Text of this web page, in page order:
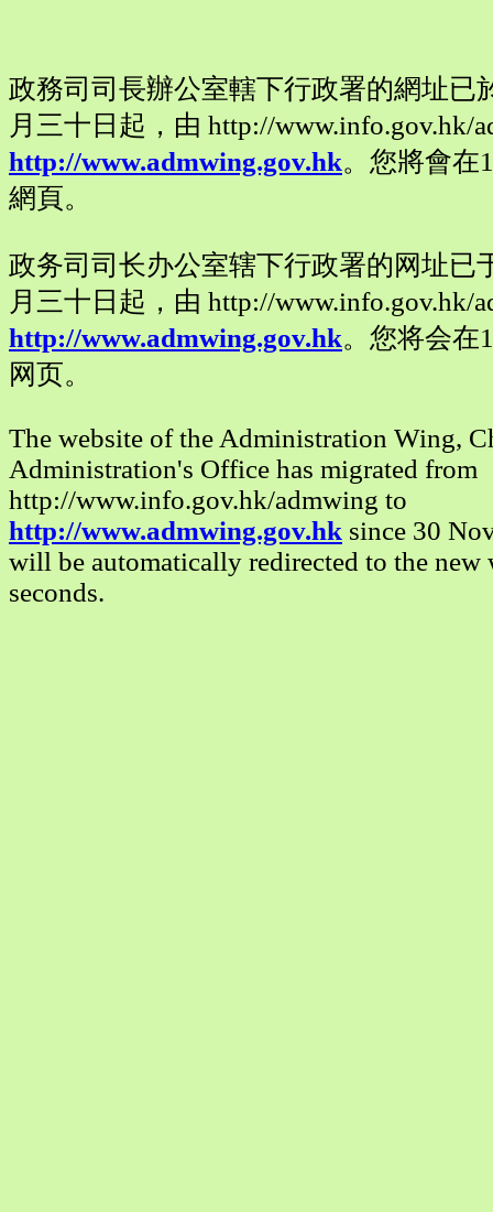
政務司司長辦公室轄下行政署的網址已
月三十日起，由 http://www.info.gov.hk/
http://www.admwing.gov.hk。您將會在
網頁。
政务司司长办公室辖下行政署的网址已
月三十日起，由 http://www.info.gov.hk/
http://www.admwing.gov.hk。您将会在
网页。
The website of the Administration Wing,
Administration's Office has migrated from
http://www.info.gov.hk/admwing to
http://www.admwing.gov.hk since 30
will be automatically redirected to the new
seconds.